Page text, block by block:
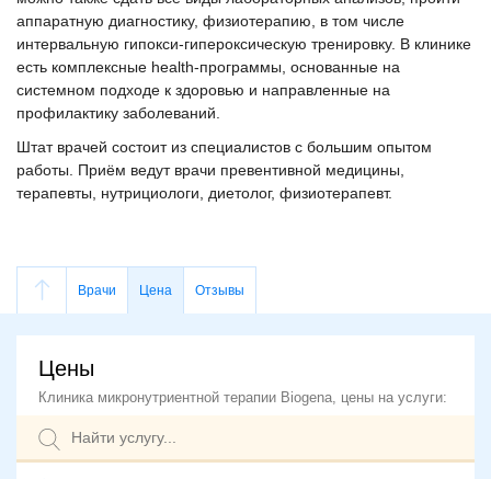
аппаратную диагностику, физиотерапию, в том числе
интервальную гипокси-гипероксическую тренировку. В клинике
есть комплексные health-программы, основанные на
системном подходе к здоровью и направленные на
профилактику заболеваний.
Штат врачей состоит из специалистов с большим опытом
работы. Приём ведут врачи превентивной медицины,
терапевты, нутрициологи, диетолог, физиотерапевт.
Врачи Цена Отзывы
Цены
Клиника микронутриентной терапии Biogena, цены на услуги: